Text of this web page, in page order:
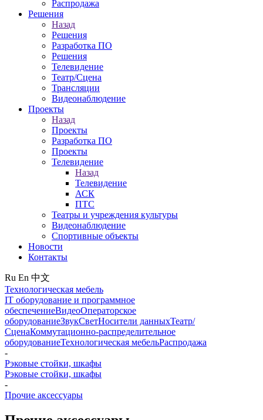
Распродажа
Решения
Назад
Решения
Разработка ПО
Решения
Телевидение
Театр/Сцена
Трансляции
Видеонаблюдение
Проекты
Назад
Проекты
Разработка ПО
Проекты
Телевидение
Назад
Телевидение
АСК
ПТС
Театры и учреждения культуры
Видеонаблюдение
Спортивные объекты
Новости
Контакты
Ru En 中文
Технологическая мебель
IT оборудование и программное
обеспечениеВидеоОператорское
оборудованиеЗвукСветНосители данныхТеатр/
СценаКоммутационно-распределительное
оборудованиеТехнологическая мебельРаспродажа
-
Рэковые стойки, шкафы
Рэковые стойки, шкафы
-
Прочие аксессуары